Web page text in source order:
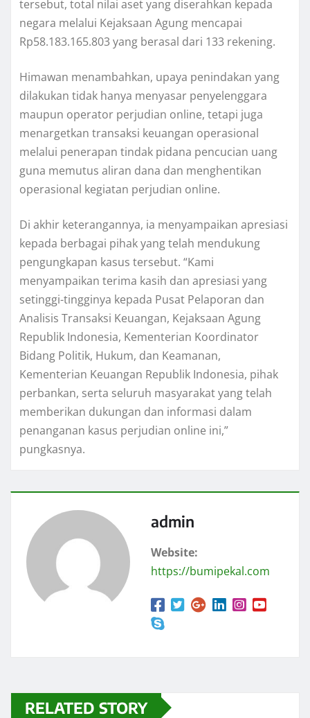
tersebut, total nilai aset yang diserahkan kepada
negara melalui Kejaksaan Agung mencapai
Rp58.183.165.803 yang berasal dari 133 rekening.
Himawan menambahkan, upaya penindakan yang
dilakukan tidak hanya menyasar penyelenggara
maupun operator perjudian online, tetapi juga
menargetkan transaksi keuangan operasional
melalui penerapan tindak pidana pencucian uang
guna memutus aliran dana dan menghentikan
operasional kegiatan perjudian online.
Di akhir keterangannya, ia menyampaikan apresiasi
kepada berbagai pihak yang telah mendukung
pengungkapan kasus tersebut. “Kami
menyampaikan terima kasih dan apresiasi yang
setinggi-tingginya kepada Pusat Pelaporan dan
Analisis Transaksi Keuangan, Kejaksaan Agung
Republik Indonesia, Kementerian Koordinator
Bidang Politik, Hukum, dan Keamanan,
Kementerian Keuangan Republik Indonesia, pihak
perbankan, serta seluruh masyarakat yang telah
memberikan dukungan dan informasi dalam
penanganan kasus perjudian online ini,”
pungkasnya.
admin
Website:
https://bumipekal.com
RELATED STORY